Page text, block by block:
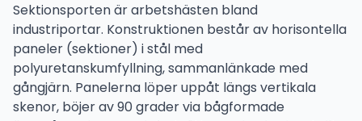
Sektionsporten är arbetshästen bland
industriportar. Konstruktionen består av horisontella
paneler (sektioner) i stål med
polyuretanskumfyllning, sammanlänkade med
gångjärn. Panelerna löper uppåt längs vertikala
skenor, böjer av 90 grader via bågformade